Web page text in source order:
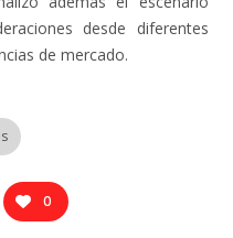
desde diferentes
de mercado.
0